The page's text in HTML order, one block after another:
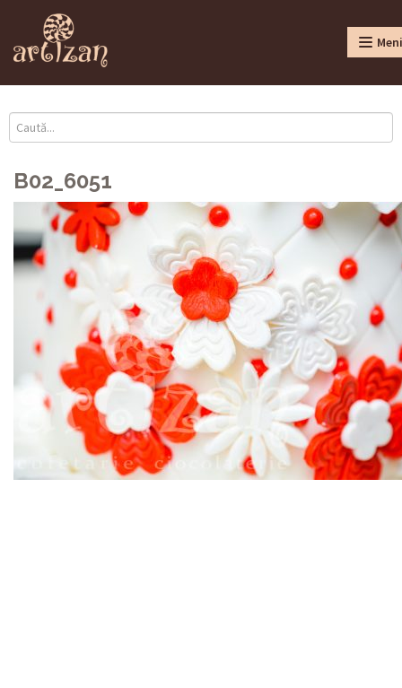
B02_6051